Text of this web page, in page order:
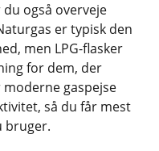
du også overveje
er typisk den
men LPG-flasker
for dem, der
gaspejse
så du får mest
bruger.